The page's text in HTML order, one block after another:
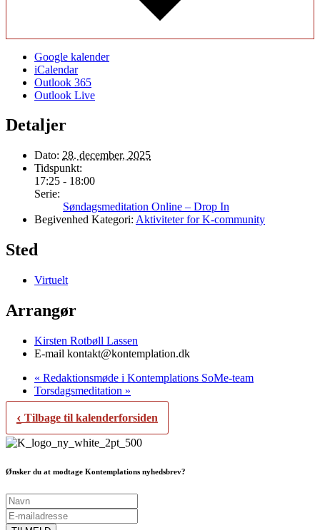
Google kalender
iCalendar
Outlook 365
Outlook Live
Detaljer
Dato: 28. december, 2025
Tidspunkt:
17:25 - 18:00
Serie:
Søndagsmeditation Online – Drop In
Begivenhed Kategori: Aktiviteter for K-community
Sted
Virtuelt
Arrangør
Kirsten Rotbøll Lassen
E-mail kontakt@kontemplation.dk
« Redaktionsmøde i Kontemplations SoMe-team
Torsdagsmeditation »
‹ Tilbage til kalenderforsiden
Ønsker du at modtage Kontemplations nyhedsbrev?